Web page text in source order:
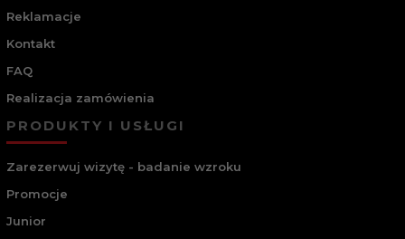
Reklamacje
Kontakt
FAQ
Realizacja zamówienia
PRODUKTY I USŁUGI
Zarezerwuj wizytę - badanie wzroku
Promocje
Junior